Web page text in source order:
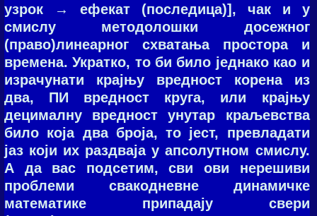
узрок → ефекат (последица)], чак и у
смислу методолошки досежног
(право)линеарног схватања простора и
времена. Укратко, то би било једнако као и
израчунати крајњу вредност корена из
два, ПИ вредност круга, или крајњу
децималну вредност унутар краљевства
било која два броја, то јест, превладати
јаз који их раздваја у апсолутном смислу.
А да вас подсетим, сви ови нерешиви
проблеми свакодневне динамичке
математике припадају свери